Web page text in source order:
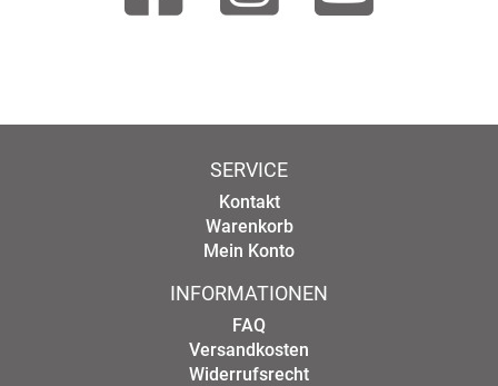
SERVICE
Kontakt
Warenkorb
Mein Konto
INFORMATIONEN
FAQ
Versandkosten
Widerrufsrecht